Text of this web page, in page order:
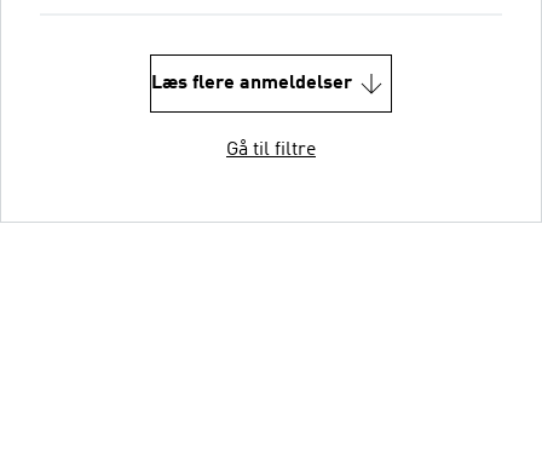
Læs flere anmeldelser
Gå til filtre